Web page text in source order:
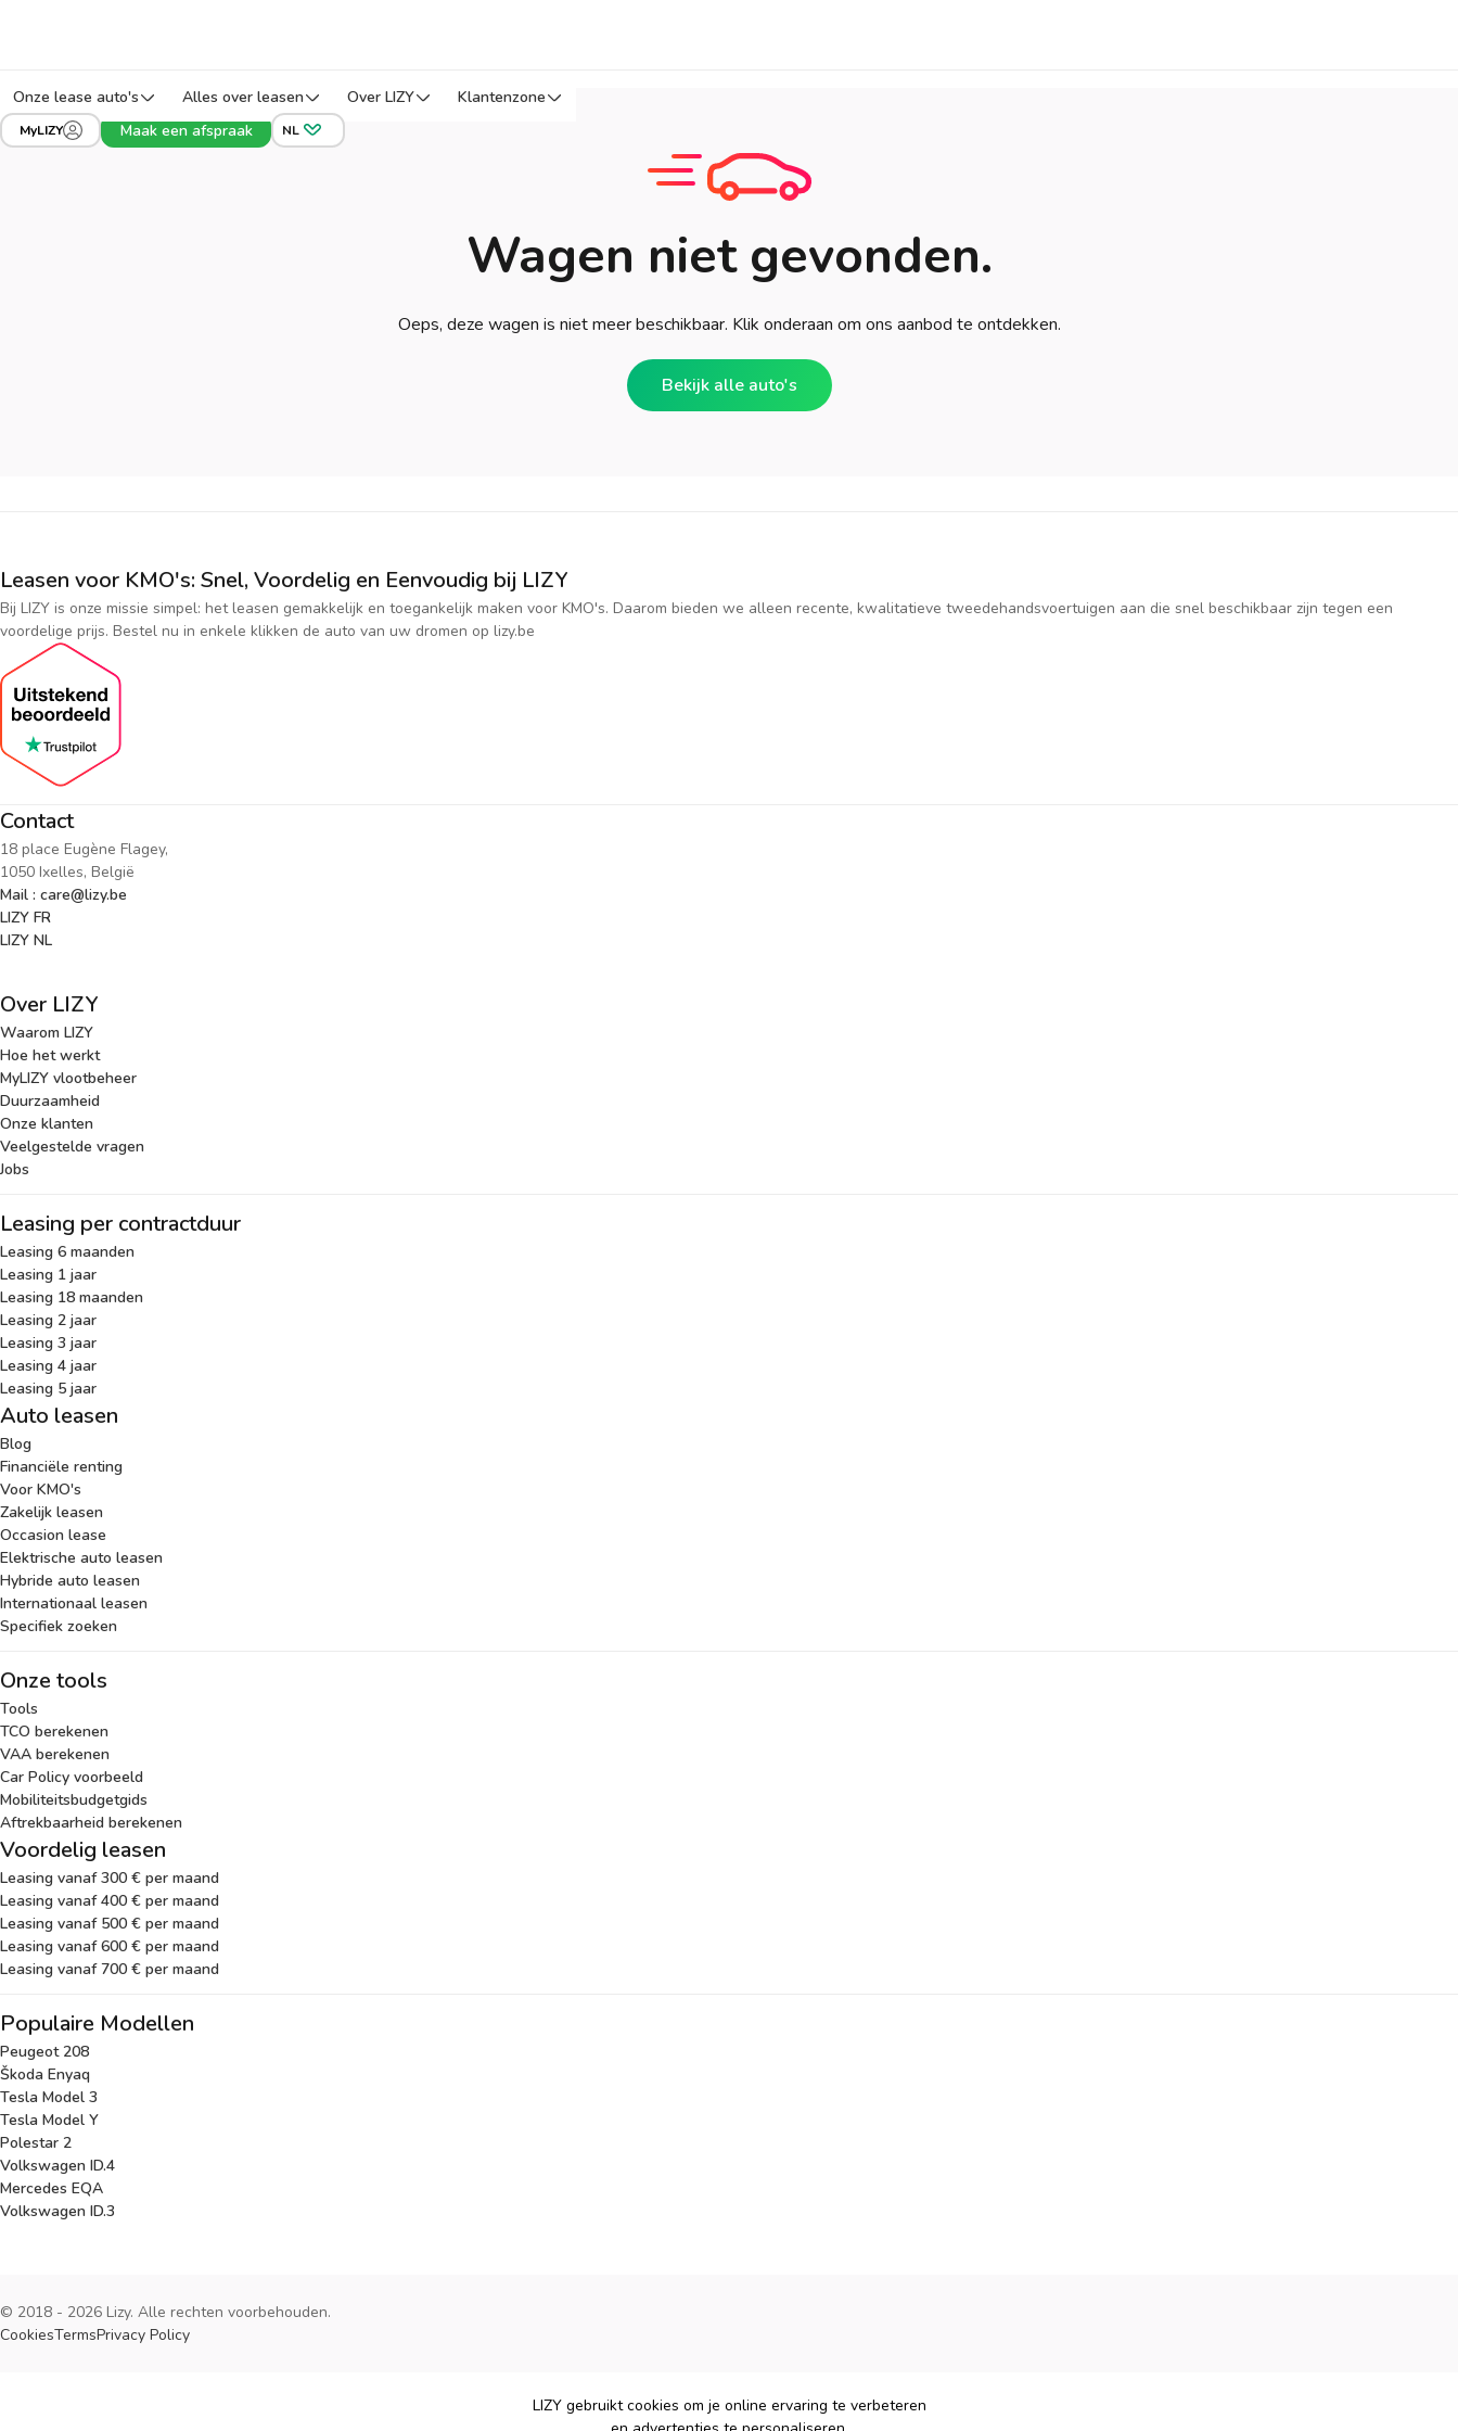
Onze lease auto's Alles over leasen Over LIZY Klantenzone
MyLIZY Maak een afspraak NL
Wagen niet gevonden.
Oeps, deze wagen is niet meer beschikbaar. Klik onderaan om ons aanbod te ontdekken.
Bekijk alle auto's
Leasen voor KMO's: Snel, Voordelig en Eenvoudig bij LIZY
Bij LIZY is onze missie simpel: het leasen gemakkelijk en toegankelijk maken voor KMO's. Daarom bieden we alleen recente, kwalitatieve tweedehandsvoertuigen aan die snel beschikbaar zijn tegen een
voordelige prijs. Bestel nu in enkele klikken de auto van uw dromen op lizy.be
Contact
18 place Eugène Flagey,
1050 Ixelles, België
Mail : care@lizy.be
LIZY FR
LIZY NL
Over LIZY
Waarom LIZY
Hoe het werkt
MyLIZY vlootbeheer
Duurzaamheid
Onze klanten
Veelgestelde vragen
Jobs
Leasing per contractduur
Leasing 6 maanden
Leasing 1 jaar
Leasing 18 maanden
Leasing 2 jaar
Leasing 3 jaar
Leasing 4 jaar
Leasing 5 jaar
Auto leasen
Blog
Financiële renting
Voor KMO's
Zakelijk leasen
Occasion lease
Elektrische auto leasen
Hybride auto leasen
Internationaal leasen
Specifiek zoeken
Onze tools
Tools
TCO berekenen
VAA berekenen
Car Policy voorbeeld
Mobiliteitsbudgetgids
Aftrekbaarheid berekenen
Voordelig leasen
Leasing vanaf 300 € per maand
Leasing vanaf 400 € per maand
Leasing vanaf 500 € per maand
Leasing vanaf 600 € per maand
Leasing vanaf 700 € per maand
Populaire Modellen
Peugeot 208
Škoda Enyaq
Tesla Model 3
Tesla Model Y
Polestar 2
Volkswagen ID.4
Mercedes EQA
Volkswagen ID.3
© 2018 - 2026 Lizy. Alle rechten voorbehouden.
CookiesTermsPrivacy Policy
LIZY gebruikt cookies om je online ervaring te verbeteren